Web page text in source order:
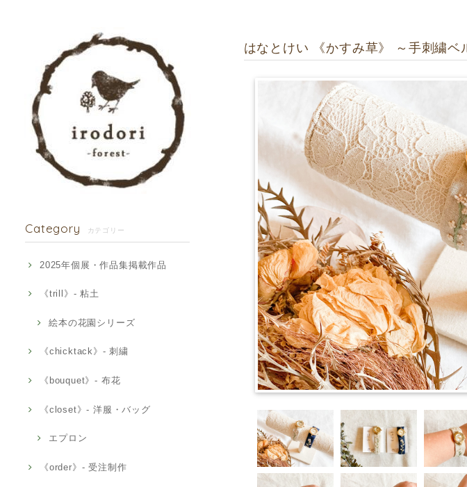
Category カテゴリー
2025年個展・作品集掲載作品
《trill》- 粘土
絵本の花園シリーズ
《chicktack》- 刺繍
《bouquet》- 布花
《closet》- 洋服・バッグ
エプロン
《order》- 受注制作
はなとけい 《かすみ草》 ～手刺繍